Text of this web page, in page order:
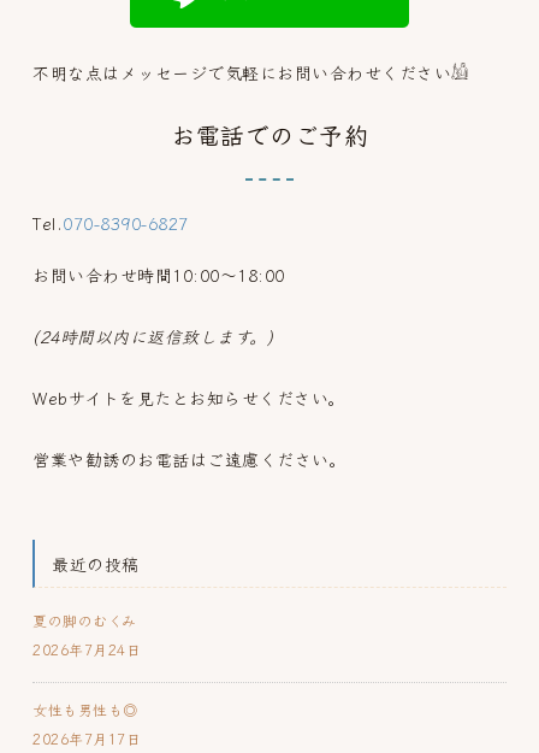
不明な点はメッセージで気軽にお問い合わせください𓀌
お電話でのご予約
Tel.070-8390-6827
お問い合わせ時間10:00～18:00
(24時間以内に返信致します。)
Webサイトを見たとお知らせください。
営業や勧誘のお電話はご遠慮ください。
最近の投稿
夏の脚のむくみ
2026年7月24日
女性も男性も◎
2026年7月17日